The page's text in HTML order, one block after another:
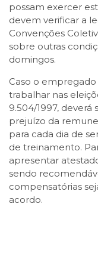
possam exercer
devem verificar a
Convenções
sobre outras
domingos.
Caso o
trabalhar nas
9.504/1997, deverá
prejuízo da
para cada dia de
de treinamento.
apresentar
sendo
compensatórias
acordo.